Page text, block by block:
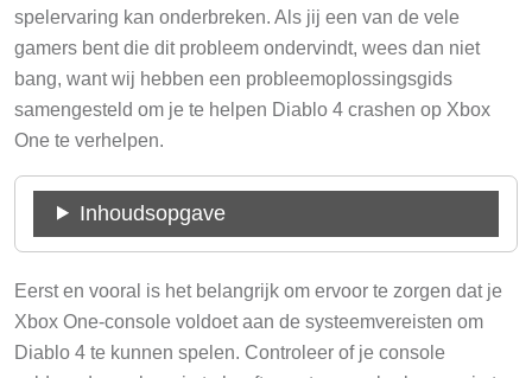
spelervaring kan onderbreken. Als jij een van de vele
gamers bent die dit probleem ondervindt, wees dan niet
bang, want wij hebben een probleemoplossingsgids
samengesteld om je te helpen Diablo 4 crashen op Xbox
One te verhelpen.
Inhoudsopgave
Eerst en vooral is het belangrijk om ervoor te zorgen dat je
Xbox One-console voldoet aan de systeemvereisten om
Diablo 4 te kunnen spelen. Controleer of je console